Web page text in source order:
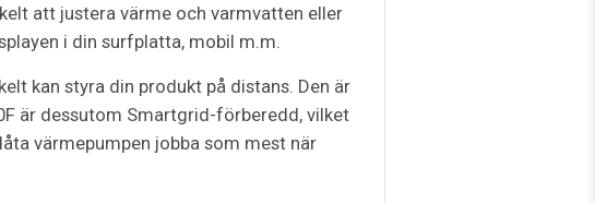
att justera värme och varmvatten eller
i din surfplatta, mobil m.m.
kan styra din produkt på distans. Den är
är dessutom Smartgrid-förberedd, vilket
värmepumpen jobba som mest när